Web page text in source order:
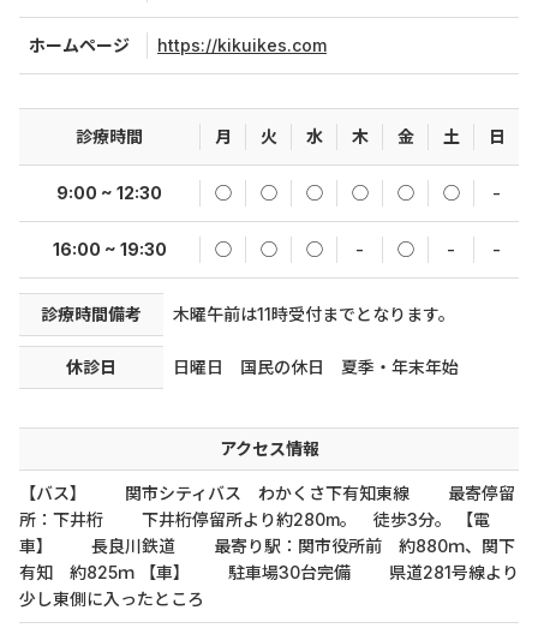
ホームページ https://kikuikes.com
診療時間 月 火 水 木 金 土 日
9:00 ~ 12:30 ◯ ◯ ◯ ◯ ◯ ◯ -
16:00 ~ 19:30 ◯ ◯ ◯ - ◯ - -
診療時間備考 木曜午前は11時受付までとなります。
休診日 日曜日 国民の休日 夏季・年末年始
アクセス情報
【バス】 関市シティバス わかくさ下有知東線 最寄停留
所：下井桁 下井桁停留所より約280m。 徒歩3分。 【電
車】 長良川鉄道 最寄り駅：関市役所前 約880ｍ、関下
有知 約825ｍ 【車】 駐車場30台完備 県道281号線より
少し東側に入ったところ